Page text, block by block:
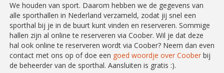
We houden van sport. Daarom hebben we de gegevens van
alle sporthallen in Nederland verzameld, zodat jij snel een
sporthal bij je in de buurt kunt vinden en reserveren. Sommige
hallen zijn al online te reserveren via Coober. Wil je dat deze
hal ook online te reserveren wordt via Coober? Neem dan even
contact met ons op of doe een goed woordje over Coober bij
de beheerder van de sporthal. Aansluiten is gratis :).